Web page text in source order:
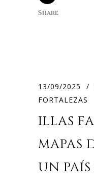
Share
13/09/2025
FORTALEZAS
ILLAS
MAPAS
UN